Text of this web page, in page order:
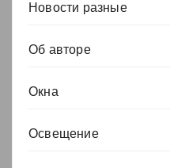
Новости разные
Об авторе
Окна
Освещение